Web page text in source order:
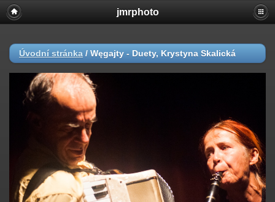
jmrphoto
Úvodní stránka / Węgajty - Duety, Krystyna Skalická